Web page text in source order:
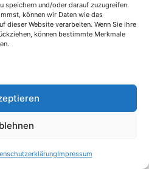
speichern und/oder darauf zuzugreifen.
können wir Daten wie das
dieser Website verarbeiten. Wenn Sie ihre
können bestimmte Merkmale
Impressum
2026 | webdesign by